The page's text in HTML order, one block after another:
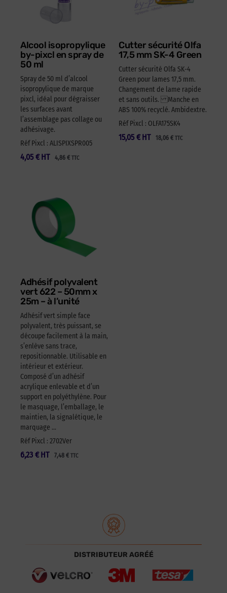
Alcool isopropylique
by-pixcl en spray de
50 ml
Spray de 50 ml d’alcool
isopropylique de marque
pixcl, idéal pour dégraisser
les surfaces avant
l’assemblage pas collage ou
adhésivage.
Réf Pixcl : ALISPIXSPR005
4,05 € 4,86 € TTC
HT
Cutter sécurité Olfa
17,5 mm SK-4 Green
Cutter sécurité Olfa SK-4
Green pour lames 17,5 mm.
Changement de lame rapide
et sans outils. Manche en
ABS 100% recyclé. Ambidextre.
Réf Pixcl : OLFA175SK4
15,05 € 18,06 € TTC
HT
Adhésif polyvalent
vert 622 – 50mm x
25m – à l’unité
Adhésif vert simple face
polyvalent, très puissant, se
découpe facilement à la main,
s’enlève sans trace,
repositionnable. Utilisable en
intérieur et extérieur.
Composé d’un adhésif
acrylique enlevable et d’un
support en polyéthylène. Pour
le masquage, l’emballage, le
maintien, la signalétique, le
marquage …
Réf Pixcl : 2702Ver
6,23 € 7,48 € TTC
HT
DISTRIBUTEUR AGRÉÉ